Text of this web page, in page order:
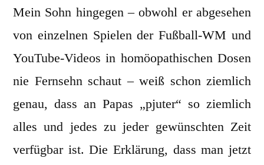
Mein Sohn hingegen – obwohl er abgesehen
von einzelnen Spielen der Fußball-WM und
YouTube-Videos in homöopathischen Dosen
nie Fernsehn schaut – weiß schon ziemlich
genau, dass an Papas „pjuter“ so ziemlich
alles und jedes zu jeder gewünschten Zeit
verfügbar ist. Die Erklärung, dass man jetzt